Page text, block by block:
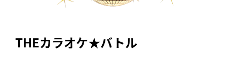
THEカラオケ★バトル